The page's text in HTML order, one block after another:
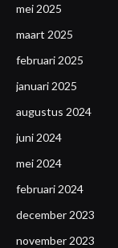
mei 2025
maart 2025
februari 2025
januari 2025
augustus 2024
juni 2024
mei 2024
februari 2024
december 2023
november 2023